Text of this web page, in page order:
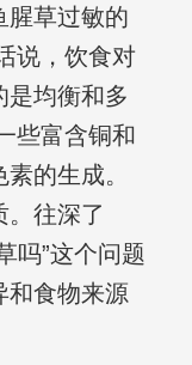
腥草过敏的
说，饮食对
是均衡和多
些富含铜和
的生成。
。往深了
吗”这个问题
和食物来源